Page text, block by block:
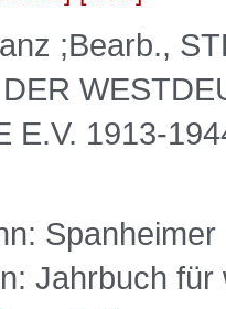
;Bearb.,
E.V. 1913-
Jahrbuch